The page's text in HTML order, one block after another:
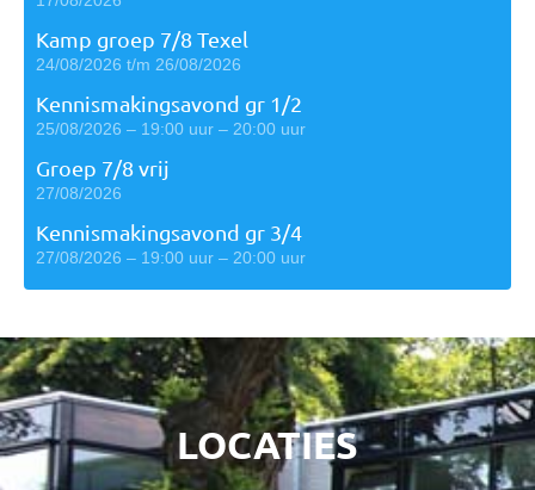
Kamp groep 7/8 Texel
24/08/2026 t/m 26/08/2026
Kennismakingsavond gr 1/2
25/08/2026 – 19:00 uur – 20:00 uur
Groep 7/8 vrij
27/08/2026
Kennismakingsavond gr 3/4
27/08/2026 – 19:00 uur – 20:00 uur
LOCATIES